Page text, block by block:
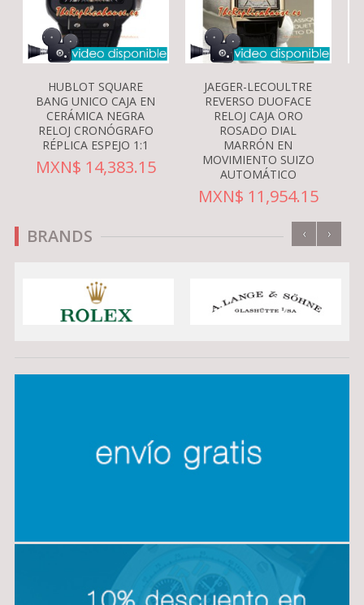
HUBLOT SQUARE
BANG UNICO CAJA EN
CERÁMICA NEGRA
RELOJ CRONÓGRAFO
RÉPLICA ESPEJO 1:1
MXN$ 14,383.15
JAEGER-LECOULTRE
REVERSO DUOFACE
RELOJ CAJA ORO
ROSADO DIAL
MARRÓN EN
MOVIMIENTO SUIZO
AUTOMÁTICO
MXN$ 11,954.15
BRANDS ‹ ›